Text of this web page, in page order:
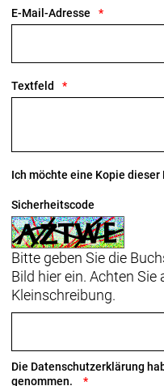
größtem Ritzel
Schalthebel: Shimano
Hinterradbremse:
Shimano 105, Flat
Shimano RT70, Center
160 mm
Max. Bremsscheibendu
Vorderradbremse:
Shimano 105, Flat
Shimano RT70, Center
160 mm
Reifen: Bontrager R3
E-Mail-Adresse
Textfeld
Ich möchte eine Kopie
Sicherheitscode
Bitte geben Sie die
Bild hier ein. Achten Sie
Kleinschreibung.
Die Datenschutzerklärung
genommen.